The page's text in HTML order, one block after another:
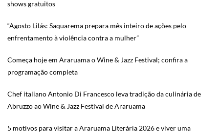
shows gratuitos
“Agosto Lilás: Saquarema prepara mês inteiro de ações pelo
enfrentamento à violência contra a mulher”
Começa hoje em Araruama o Wine & Jazz Festival; confira a
programação completa
Chef italiano Antonio Di Francesco leva tradição da culinária de
Abruzzo ao Wine & Jazz Festival de Araruama
5 motivos para visitar a Araruama Literária 2026 e viver uma